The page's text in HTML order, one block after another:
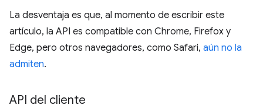
La desventaja es que, al momento de escribir este
artículo, la API es compatible con Chrome, Firefox y
Edge, pero otros navegadores, como Safari, aún no la
admiten.
API del cliente